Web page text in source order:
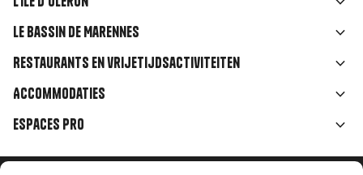
Liens
rubriques
Le Bassin de Marennes
Restaurants en vrijetijdsactiviteiten
Accommodaties
Espaces Pro